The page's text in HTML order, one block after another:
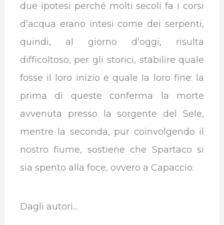
due ipotesi perché molti secoli fa i corsi
d’acqua erano intesi come dei serpenti,
quindi, al giorno d’oggi, risulta
difficoltoso, per gli storici, stabilire quale
fosse il loro inizio e quale la loro fine: la
prima di queste conferma la morte
avvenuta presso la sorgente del Sele,
mentre la seconda, pur coinvolgendo il
nostro fiume, sostiene che Spartaco si
sia spento alla foce, ovvero a Capaccio.
Dagli autori...